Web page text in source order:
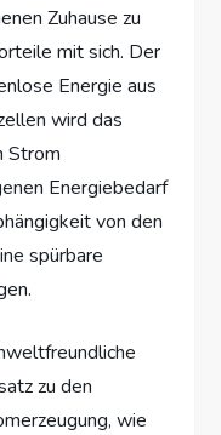
Zuhause zu
mit sich. Der
Energie aus
wird das
Strom
Energiebedarf
von den
spürbare
zu den
wie